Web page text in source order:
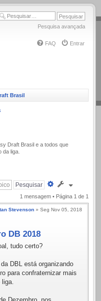
Pesquisa avançada
FAQ Entrar
Brasil
Draft Brasil e a todos que
da liga.
Pesquisa
avançada
1 mensagem • Página 1 de 1
Stevenson» Seg Nov 05, 2018
DB 2018
tudo certo?
DBL está organizando
para confraternizar mais
liga.